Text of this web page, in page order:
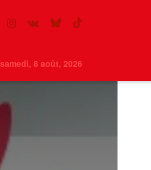
samedi, 8 août, 2026